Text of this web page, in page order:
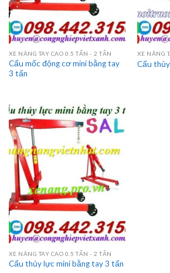
XE NÂNG TAY CAO 0.5 TẤN - 2 TẤN
Cẩu mốc động cơ mini bằng tay
3 tấn
XE NÂNG
Cẩu
XE NÂNG TAY CAO 0.5 TẤN - 2 TẤN
Cẩu thủy lực mini bằng tay 3 tấn